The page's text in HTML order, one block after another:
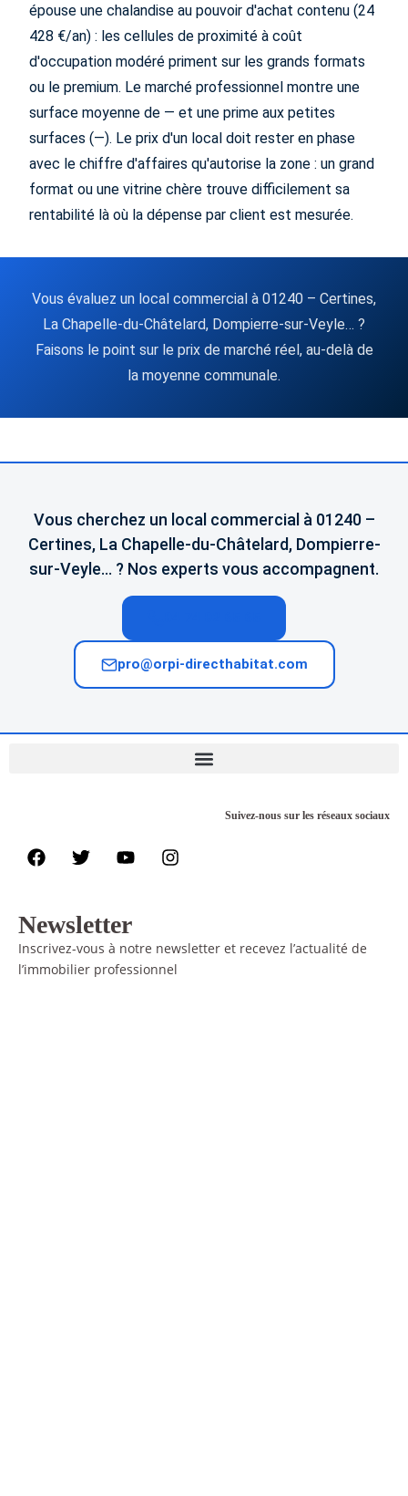
épouse une chalandise au pouvoir d'achat contenu (24
428 €/an) : les cellules de proximité à coût
d'occupation modéré priment sur les grands formats
ou le premium. Le marché professionnel montre une
surface moyenne de — et une prime aux petites
surfaces (—). Le prix d'un local doit rester en phase
avec le chiffre d'affaires qu'autorise la zone : un grand
format ou une vitrine chère trouve difficilement sa
rentabilité là où la dépense par client est mesurée.
Vous évaluez un local commercial à 01240 – Certines,
La Chapelle-du-Châtelard, Dompierre-sur-Veyle… ?
Faisons le point sur le prix de marché réel, au-delà de
la moyenne communale.
Vous cherchez un local commercial à 01240 –
Certines, La Chapelle-du-Châtelard, Dompierre-
sur-Veyle… ? Nos experts vous accompagnent.
pro@orpi-directhabitat.com
Suivez-nous sur les réseaux sociaux
Newsletter
Inscrivez-vous à notre newsletter et recevez l’actualité de
l’immobilier professionnel